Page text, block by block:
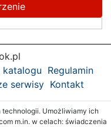
Regulamin
serwisy Kontakt
Umożliwiamy ich
m.in. w celach: świadczenia